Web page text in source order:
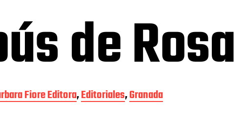
de Rosa
Fiore Editora,Editoriales,Granada